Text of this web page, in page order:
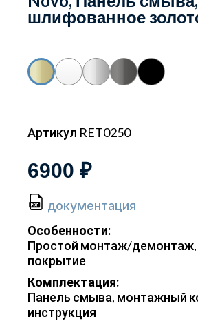
шлифованное
Артикул RET0250
6900 ₽
документация
Особенности:
Простой монтаж/демонтаж,
покрытие
Комплектация:
Панель смыва, монтажный
инструкция